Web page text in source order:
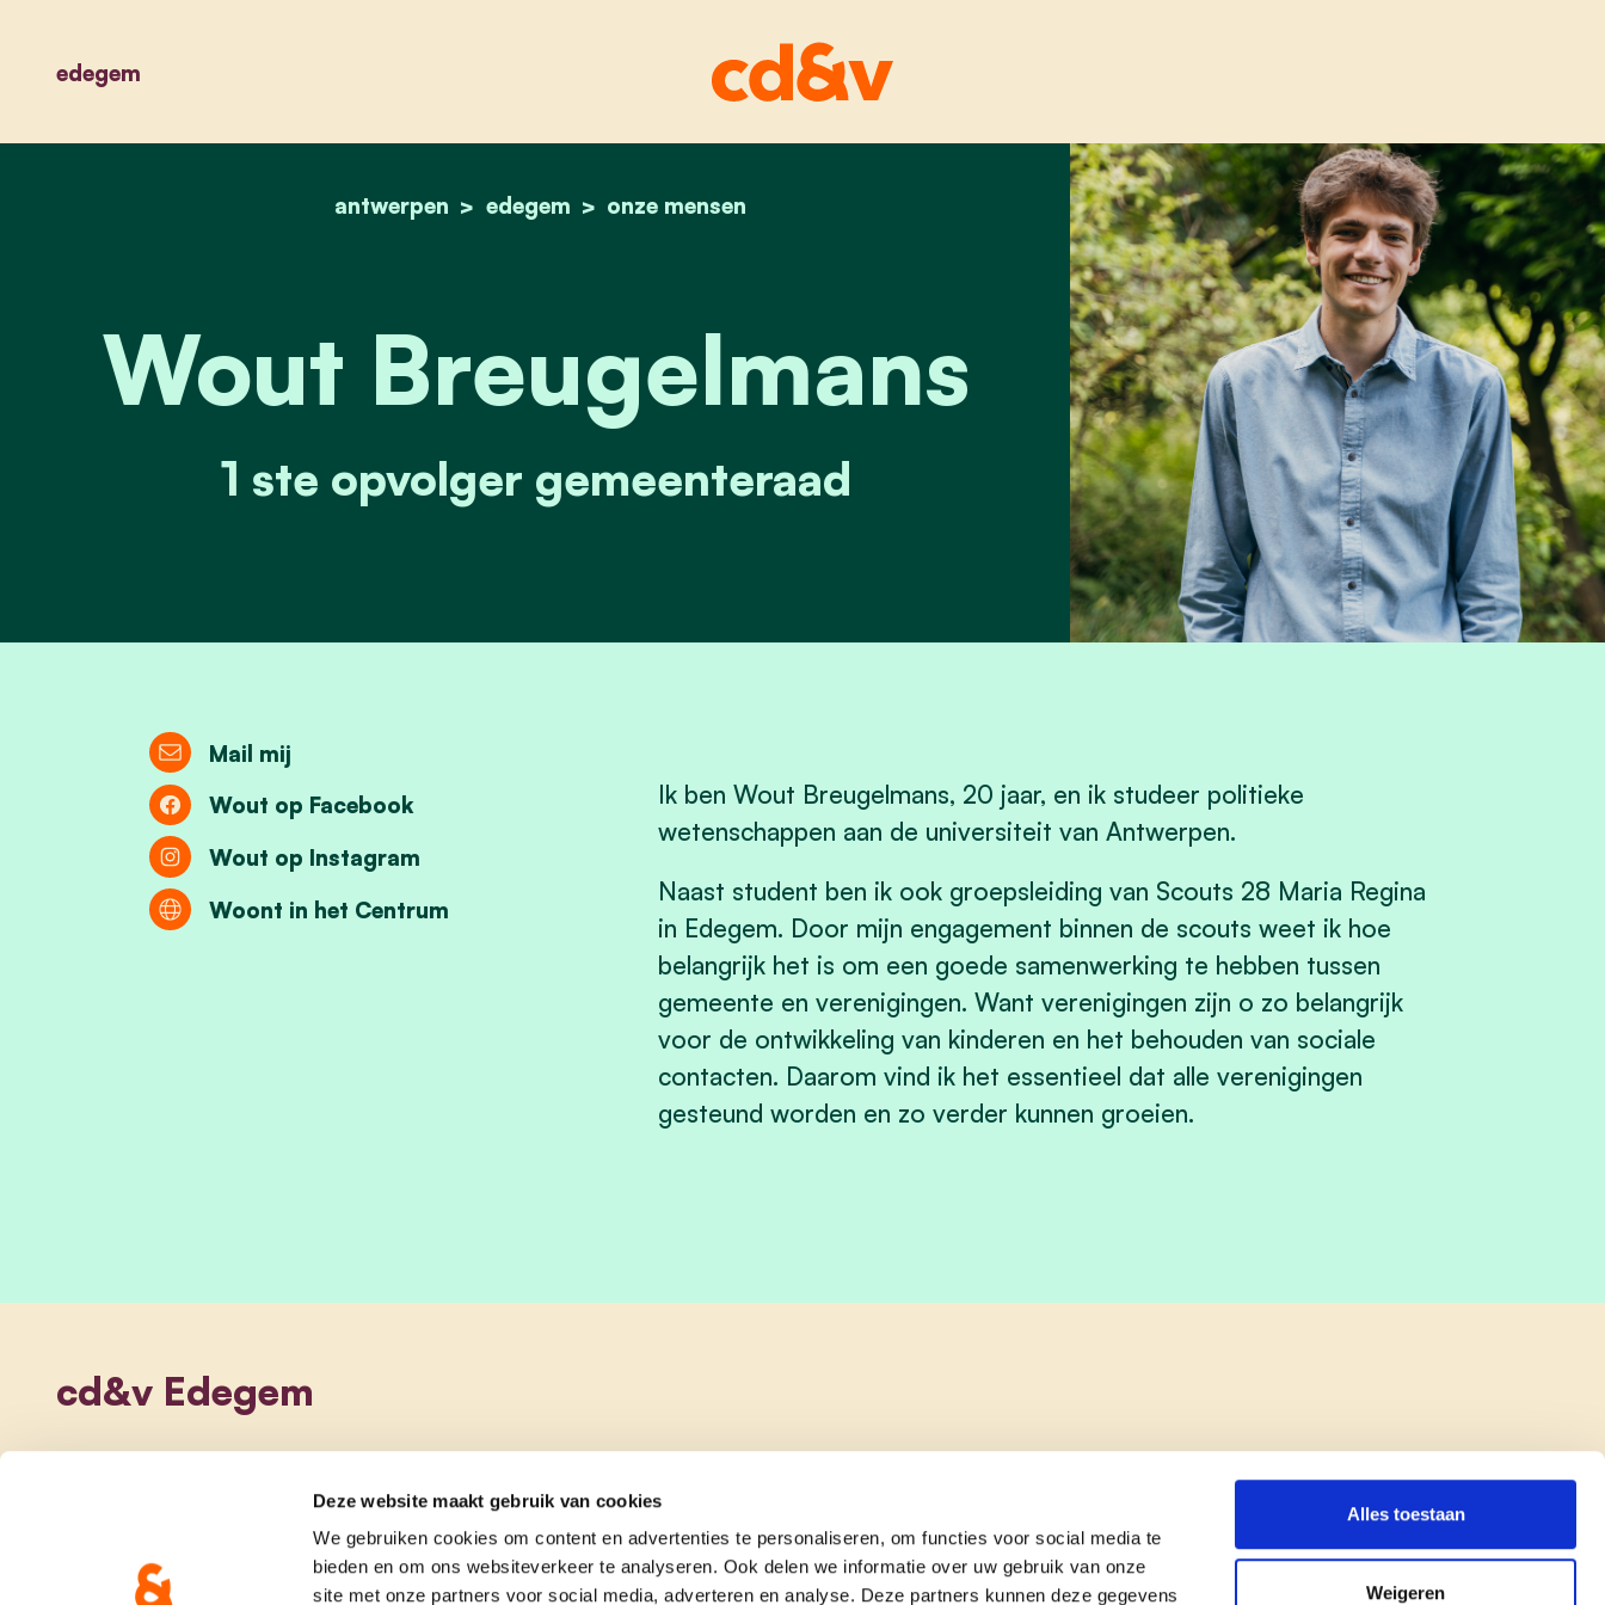
Deze website maakt gebruik van cookies
We gebruiken cookies om content en advertenties te personaliseren, om functies voor social media te
bieden en om ons websiteverkeer te analyseren. Ook delen we informatie over uw gebruik van onze
site met onze partners voor social media, adverteren en analyse. Deze partners kunnen deze gegevens
Alles toestaan
Weigeren
edegem
home
antwerpen edegem onze mensen
wout breugelmans
Wout Breugelmans
1 ste opvolger gemeenteraad
Ik ben Wout Breugelmans, 20 jaar, en ik studeer politieke
wetenschappen aan de universiteit van Antwerpen.
Naast student ben ik ook groepsleiding van Scouts 28 Maria Regina
in Edegem. Door mijn engagement binnen de scouts weet ik hoe
belangrijk het is om een goede samenwerking te hebben tussen
gemeente en verenigingen. Want verenigingen zijn o zo belangrijk
voor de ontwikkeling van kinderen en het behouden van sociale
contacten. Daarom vind ik het essentieel dat alle verenigingen
gesteund worden en zo verder kunnen groeien.
Mail mij
Wout op Facebook
Wout op Instagram
Woont in het Centrum
cd&v Edegem